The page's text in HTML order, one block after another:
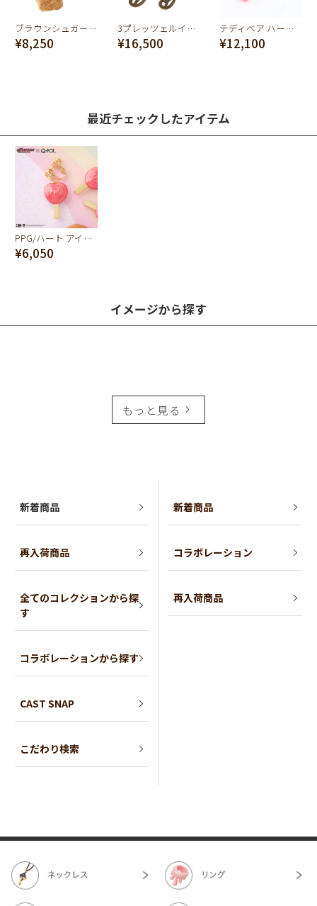
ブラウンシュガー フォー ティー イヤリング
¥8,250
3プレッツェルイヤリング(ペア）
¥16,500
テディベア ハードグミ イヤリング（ソーダ＆ストロベリー）
¥12,100
最近チェックしたアイテム
PPG/ハート アイスキャンディー イヤリング【パワーパフ ガールズ】
¥6,050
イメージから探す
もっと見る
新着商品
再入荷商品
全てのコレクションから探
す
コラボレーションから探す
CAST SNAP
こだわり検索
新着商品
コラボレーション
再入荷商品